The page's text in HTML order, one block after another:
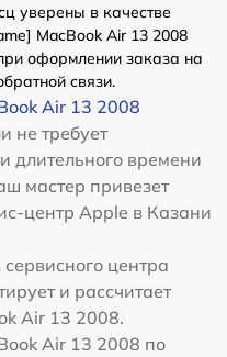
уверены в качестве
MacBook Air 13 2008
оформлении заказа на
связи.
Air 13 2008
не требует
длительного времени
мастер привезет
центр Apple в Казани
центра
и рассчитает
Air 13 2008.
Air 13 2008 по